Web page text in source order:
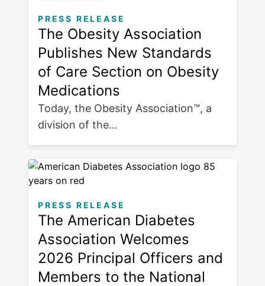
PRESS RELEASE
The Obesity Association
Publishes New Standards
of Care Section on Obesity
Medications
Today, the Obesity Association™, a
division of the…
PRESS RELEASE
The American Diabetes
Association Welcomes
2026 Principal Officers and
Members to the National